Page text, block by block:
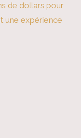
de dollars pour
une expérience